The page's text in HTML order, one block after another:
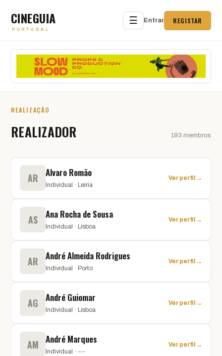
CINEGUIA
PORTUGAL
☰ Entrar REGISTAR
REALIZAÇÃO
REALIZADOR 193 membros
AR Alvaro Romão
Individual · Leiria
Ver perfil →
AS Ana Rocha de Sousa
Individual · Lisboa
Ver perfil →
AR André Almeida Rodrigues
Individual · Porto
Ver perfil →
AG André Guiomar
Individual · Lisboa
Ver perfil →
AM André Marques
Individual · ---
Ver perfil →